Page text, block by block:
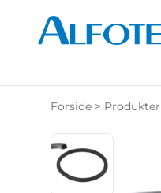
Forside > Produkter